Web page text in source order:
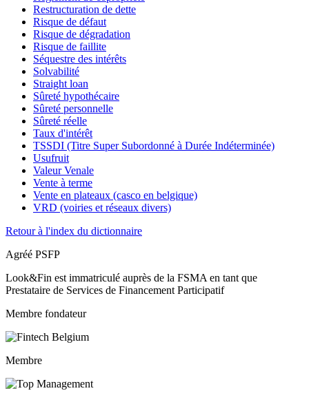
Restructuration de dette
Risque de défaut
Risque de dégradation
Risque de faillite
Séquestre des intérêts
Solvabilité
Straight loan
Sûreté hypothécaire
Sûreté personnelle
Sûreté réelle
Taux d'intérêt
TSSDI (Titre Super Subordonné à Durée Indéterminée)
Usufruit
Valeur Venale
Vente à terme
Vente en plateaux (casco en belgique)
VRD (voiries et réseaux divers)
Retour à l'index du dictionnaire
Agréé PSFP
Look&Fin est immatriculé auprès de la FSMA en tant que
Prestataire de Services de Financement Participatif
Membre fondateur
Membre